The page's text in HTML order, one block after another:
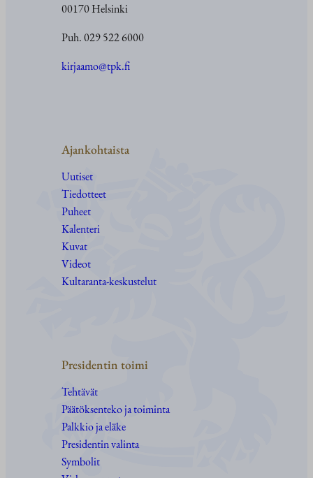
00170 Helsinki
Puh. 029 522 6000
kirjaamo@tpk.fi
Ajankohtaista
Uutiset
Tiedotteet
Puheet
Kalenteri
Kuvat
Videot
Kultaranta-keskustelut
Presidentin toimi
Tehtävät
Päätöksenteko ja toiminta
Palkkio ja eläke
Presidentin valinta
Symbolit